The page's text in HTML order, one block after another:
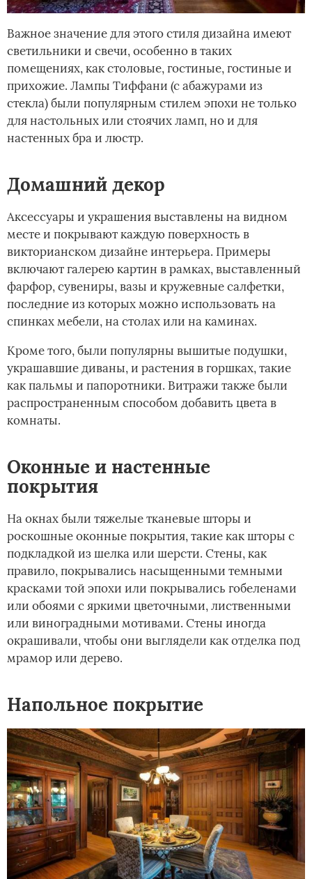
Важное значение для этого стиля дизайна имеют
светильники и свечи, особенно в таких
помещениях, как столовые, гостиные, гостиные и
прихожие. Лампы Тиффани (с абажурами из
стекла) были популярным стилем эпохи не только
для настольных или стоячих ламп, но и для
настенных бра и люстр.
Домашний декор
Аксессуары и украшения выставлены на видном
месте и покрывают каждую поверхность в
викторианском дизайне интерьера. Примеры
включают галерею картин в рамках, выставленный
фарфор, сувениры, вазы и кружевные салфетки,
последние из которых можно использовать на
спинках мебели, на столах или на каминах.
Кроме того, были популярны вышитые подушки,
украшавшие диваны, и растения в горшках, такие
как пальмы и папоротники. Витражи также были
распространенным способом добавить цвета в
комнаты.
Оконные и настенные
покрытия
На окнах были тяжелые тканевые шторы и
роскошные оконные покрытия, такие как шторы с
подкладкой из шелка или шерсти. Стены, как
правило, покрывались насыщенными темными
красками той эпохи или покрывались гобеленами
или обоями с яркими цветочными, лиственными
или виноградными мотивами. Стены иногда
окрашивали, чтобы они выглядели как отделка под
мрамор или дерево.
Напольное покрытие